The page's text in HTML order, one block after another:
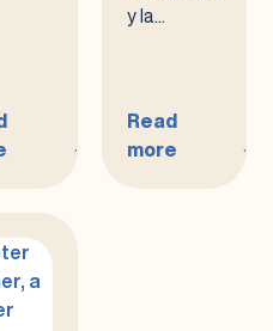
y la...
Read
more